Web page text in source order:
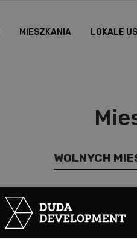
MIESZKANIA LOKALE
WOLNYCH